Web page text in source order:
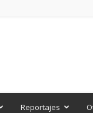
Reportajes